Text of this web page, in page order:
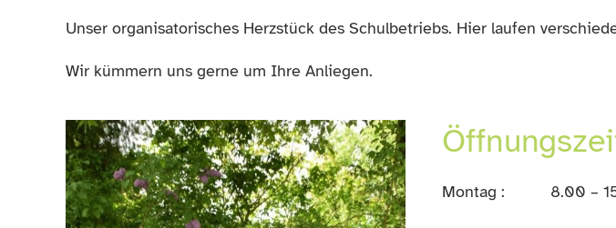
Unser organisatorisches Herzstück des Schulbetriebs. Hier laufen
Wir kümmern uns gerne um Ihre Anliegen.
Montag : 8.00 –